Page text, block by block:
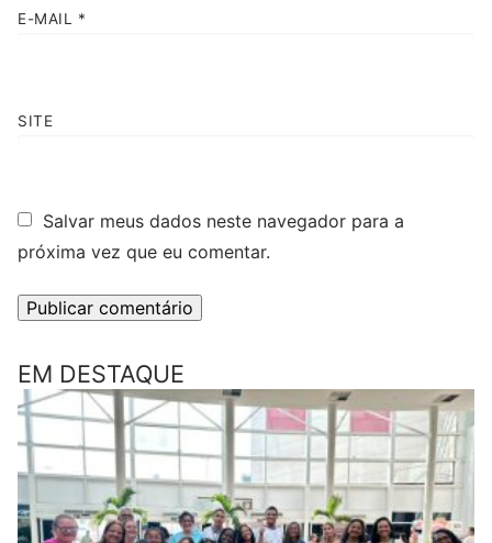
E-MAIL *
SITE
Salvar meus dados neste navegador para a
próxima vez que eu comentar.
EM DESTAQUE